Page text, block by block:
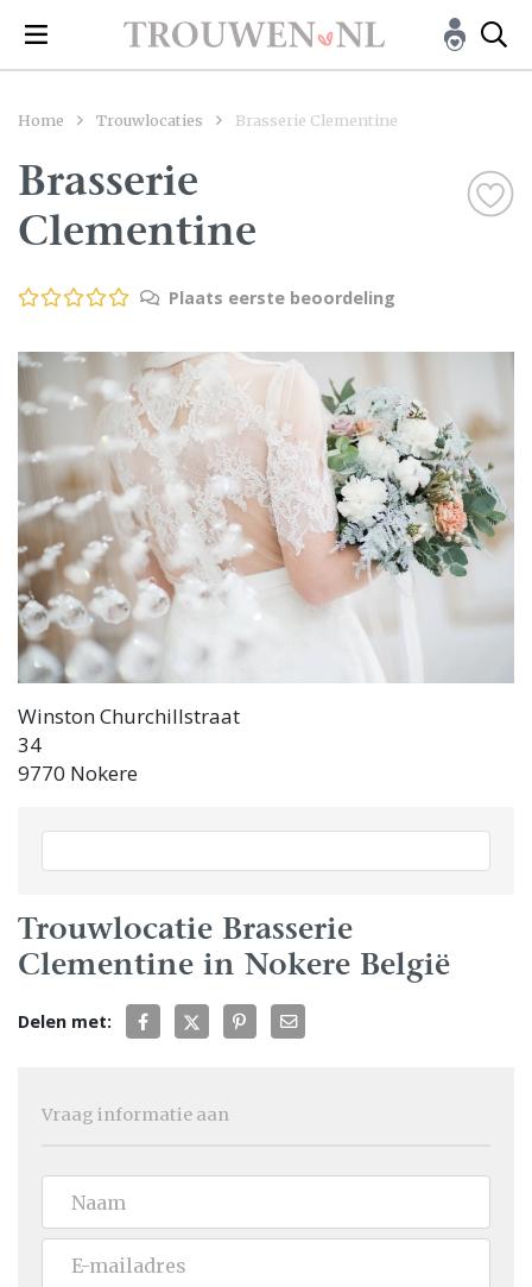
Home Trouwlocaties Brasserie Clementine
Brasserie
Clementine
Plaats eerste beoordeling
Winston Churchillstraat
34
9770 Nokere
Trouwlocatie Brasserie
Clementine in Nokere België
Delen met:
Vraag informatie aan